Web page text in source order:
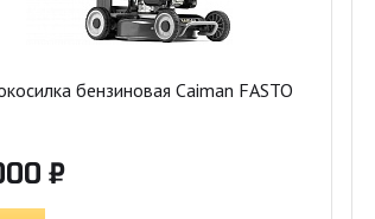
бензиновая Caiman FASTO
₽